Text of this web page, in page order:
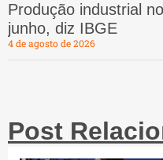
Produção industrial
junho, diz IBGE
4 de agosto de 2026
Post